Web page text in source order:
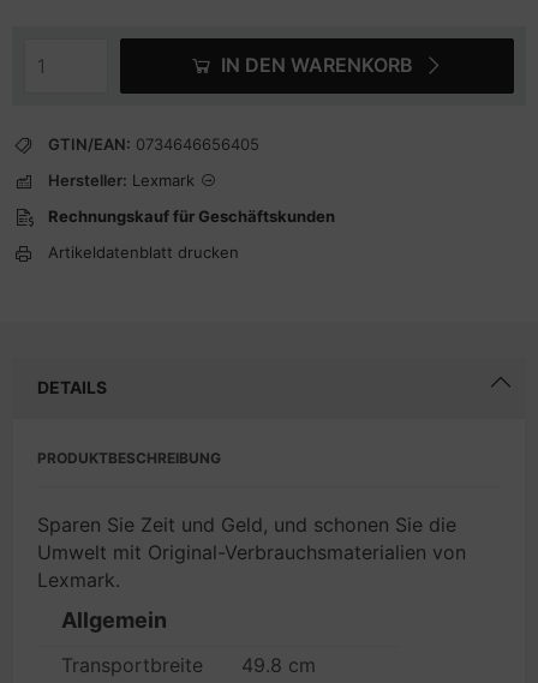
IN DEN WARENKORB
GTIN/EAN: 0734646656405
Hersteller: Lexmark
Rechnungskauf für Geschäftskunden
Artikeldatenblatt drucken
DETAILS
PRODUKTBESCHREIBUNG
Sparen Sie Zeit und Geld, und schonen Sie die
Umwelt mit Original-Verbrauchsmaterialien von
Lexmark.
Allgemein
Transportbreite
49.8 cm